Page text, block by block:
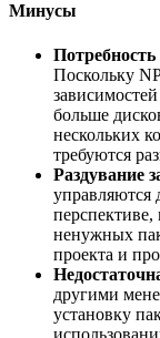
Минусы
Поскольку
больше
нескольких
требуются
Раздувание
управляются
перспективе,
ненужных
проекта и
другими
установку